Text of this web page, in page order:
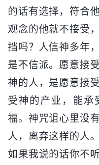
的话有选择，符合
观念的他就不接受
挡吗？人信神多年
是不信派。愿意接
神的人，是愿意接
受神的产业，能承
福。神咒诅心里没
人，离弃这样的人
如果我说的话你不